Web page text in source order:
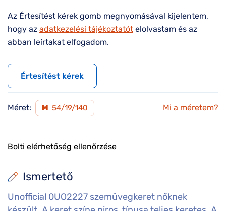
Ismertető
Unofficial 0UO2227 szemüvegkeret nőknek
Az Értesítést kérek gomb megnyomásával kijelentem,
hogy az adatkezelési tájékoztatót elolvastam és az
abban leírtakat elfogadom.
Értesítést kérek
Méret: M 54/19/140 Mi a méretem?
Bolti elérhetőség ellenőrzése